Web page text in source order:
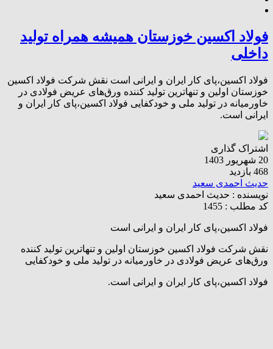
فولاد اکسین خوزستان همیشه همراه تولید
داخلی
فولاد اکسین،پای کار ایران و ایرانی است نقش شرکت فولاد اکسین
خوزستان اولین و تنهاترین تولید کننده ورق‌های عریض فولادی در
خاورمیانه در تولید ملی و خودکفایی فولاد اکسین،پای کار ایران و
ایرانی است.
اشتراک گذاری
20 شهریور 1403
468 بازدید
حدیث احمدی سعید
نویسنده : حدیث احمدی سعید
کد مطلب : 1455
فولاد اکسین،پای کار ایران و ایرانی است
نقش شرکت فولاد اکسین خوزستان اولین و تنهاترین تولید کننده
ورق‌های عریض فولادی در خاورمیانه در تولید ملی و خودکفایی
فولاد اکسین،پای کار ایران و ایرانی است.